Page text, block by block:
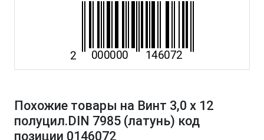
Похожие товары на Винт 3,0 х 12
полуцил.DIN 7985 (латунь) код
позиции 0146072